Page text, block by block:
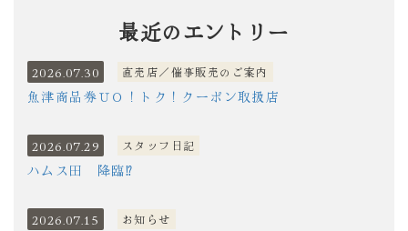
最近のエントリー
2026.07.30 直売店／催事販売のご案内
魚津商品券ＵＯ！トク！クーポン取扱店
2026.07.29 スタッフ日記
ハムス田 降臨⁉
2026.07.15 お知らせ